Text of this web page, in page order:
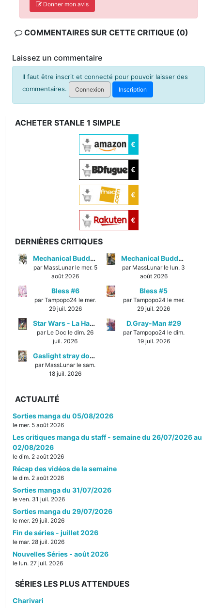
Donner mon avis
COMMENTAIRES SUR CETTE CRITIQUE (0)
Laissez un commentaire
Il faut être inscrit et connecté pour pouvoir laisser des
commentaires.
Connexion Inscription
ACHETER STANLE 1 SIMPLE
€
€
€
€
DERNIÈRES CRITIQUES
Mechanical Buddy Universe #1
par MassLunar le mer. 5
août 2026
Mechanical Buddy Universe #0
par MassLunar le lun. 3
août 2026
Bless #6
par Tampopo24 le mer.
29 juil. 2026
Bless #5
par Tampopo24 le mer.
29 juil. 2026
Star Wars - La Haute République - Un équilibre fragile
par Le Doc le dim. 26
juil. 2026
D.Gray-Man #29
par Tampopo24 le dim.
19 juil. 2026
Gaslight stray dog detectives #1
par MassLunar le sam.
18 juil. 2026
ACTUALITÉ
Sorties manga du 05/08/2026
le mer. 5 août 2026
Les critiques manga du staff - semaine du 26/07/2026 au
02/08/2026
le dim. 2 août 2026
Récap des vidéos de la semaine
le dim. 2 août 2026
Sorties manga du 31/07/2026
le ven. 31 juil. 2026
Sorties manga du 29/07/2026
le mer. 29 juil. 2026
Fin de séries - juillet 2026
le mar. 28 juil. 2026
Nouvelles Séries - août 2026
le lun. 27 juil. 2026
SÉRIES LES PLUS ATTENDUES
Charivari